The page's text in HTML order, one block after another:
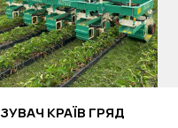
КРАЇВ ГРЯД